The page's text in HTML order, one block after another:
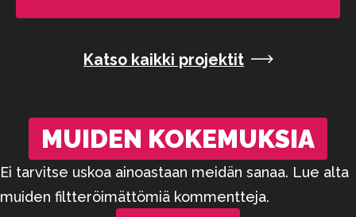
Katso kaikki projektit
MUIDEN KOKEMUKSIA
Ei tarvitse uskoa ainoastaan meidän sanaa. Lue alta
muiden filtteröimättömiä kommentteja.